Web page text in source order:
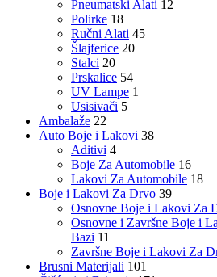
Pneumatski Alati 12
Polirke 18
Ručni Alati 45
Šlajferice 20
Stalci 20
Prskalice 54
UV Lampe 1
Usisivači 5
Ambalaže 22
Auto Boje i Lakovi 38
Aditivi 4
Boje Za Automobile 16
Lakovi Za Automobile 18
Boje i Lakovi Za Drvo 39
Osnovne Boje i Lakovi Za
Osnovne i Završne Boje i
Bazi 11
Završne Boje i Lakovi Za
Brusni Materijali 101